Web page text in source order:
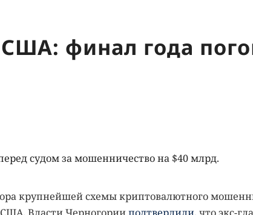
финал года
судом за мошенничество на $40 млрд.
крупнейшей схемы криптовалютного